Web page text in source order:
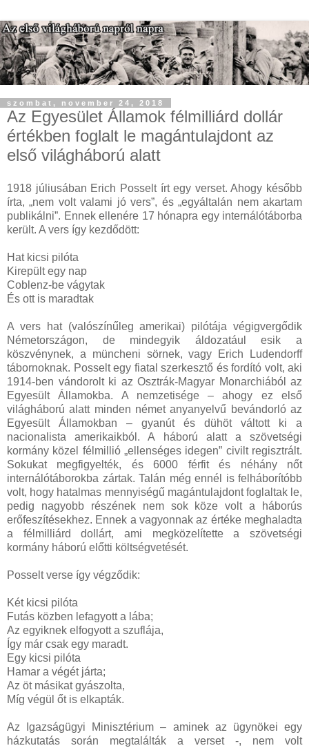
szombat, november 24, 2018
Az Egyesület Államok félmilliárd dollár
értékben foglalt le magántulajdont az
első világháború alatt
1918 júliusában Erich Posselt írt egy verset. Ahogy később
írta, „nem volt valami jó vers”, és „egyáltalán nem akartam
publikálni”. Ennek ellenére 17 hónapra egy internálótáborba
került. A vers így kezdődött:
Hat kicsi pilóta
Kirepült egy nap
Coblenz-be vágytak
És ott is maradtak
A vers hat (valószínűleg amerikai) pilótája végigvergődik
Németországon, de mindegyik áldozatául esik a
köszvénynek, a müncheni sörnek, vagy Erich Ludendorff
tábornoknak. Posselt egy fiatal szerkesztő és fordító volt, aki
1914-ben vándorolt ki az Osztrák-Magyar Monarchiából az
Egyesült Államokba. A nemzetisége – ahogy ez első
világháború alatt minden német anyanyelvű bevándorló az
Egyesült Államokban – gyanút és dühöt váltott ki a
nacionalista amerikaikból. A háború alatt a szövetségi
kormány közel félmillió „ellenséges idegen” civilt regisztrált.
Sokukat megfigyelték, és 6000 férfit és néhány nőt
internálótáborokba zártak. Talán még ennél is felháborítóbb
volt, hogy hatalmas mennyiségű magántulajdont foglaltak le,
pedig nagyobb részének nem sok köze volt a háborús
erőfeszítésekhez. Ennek a vagyonnak az értéke meghaladta
a félmilliárd dollárt, ami megközelítette a szövetségi
kormány háború előtti költségvetését.
Posselt verse így végződik:
Két kicsi pilóta
Futás közben lefagyott a lába;
Az egyiknek elfogyott a szuflája,
Így már csak egy maradt.
Egy kicsi pilóta
Hamar a végét járta;
Az öt másikat gyászolta,
Míg végül őt is elkapták.
Az Igazságügyi Minisztérium – aminek az ügynökei egy
házkutatás során megtalálták a verset -, nem volt